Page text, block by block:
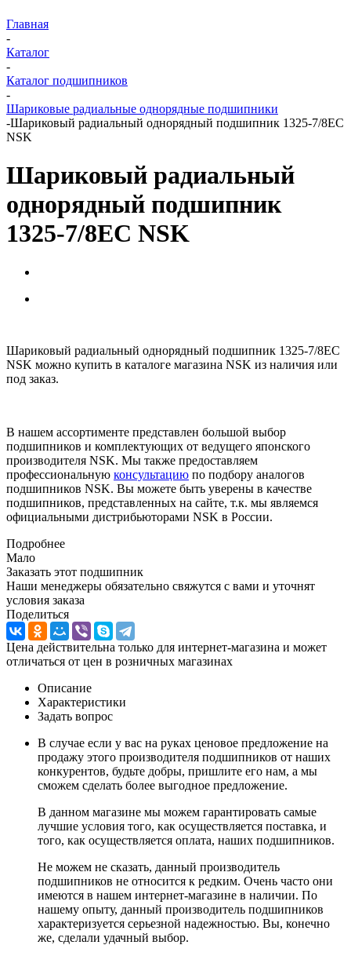
Главная
-
Каталог
-
Каталог подшипников
-
Шариковые радиальные однорядные подшипники
-Шариковый радиальный однорядный подшипник 1325-7/8EC
NSK
Шариковый радиальный
однорядный подшипник
1325-7/8EC NSK
Шариковый радиальный однорядный подшипник 1325-7/8EC
NSK можно купить в каталоге магазина NSK из наличия или
под заказ.
В нашем ассортименте представлен большой выбор
подшипников и комплектующих от ведущего японского
производителя NSK. Мы также предоставляем
профессиональную консультацию по подбору аналогов
подшипников NSK. Вы можете быть уверены в качестве
подшипников, представленных на сайте, т.к. мы являемся
официальными дистрибьюторами NSK в России.
Подробнее
Мало
Заказать этот подшипник
Наши менеджеры обязательно свяжутся с вами и уточнят
условия заказа
Поделиться
Цена действительна только для интернет-магазина и может
отличаться от цен в розничных магазинах
Описание
Характеристики
Задать вопрос
В случае если у вас на руках ценовое предложение на
продажу этого производителя подшипников от наших
конкурентов, будьте добры, пришлите его нам, а мы
сможем сделать более выгодное предложение.
В данном магазине мы можем гарантировать самые
лучшие условия того, как осуществляется поставка, и
того, как осуществляется оплата, наших подшипников.
Не можем не сказать, данный производитель
подшипников не относится к редким. Очень часто они
имеются в нашем интернет-магазине в наличии. По
нашему опыту, данный производитель подшипников
характеризуется серьезной надежностью. Вы, конечно
же, сделали удачный выбор.